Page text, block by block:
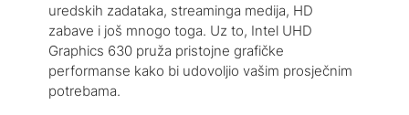
uredskih zadataka, streaminga medija, HD
zabave i još mnogo toga. Uz to, Intel UHD
Graphics 630 pruža pristojne grafičke
performanse kako bi udovoljio vašim prosječnim
potrebama.